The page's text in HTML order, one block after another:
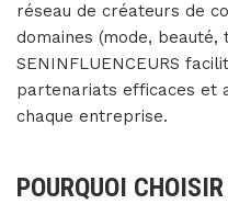
réseau de créateurs de
domaines (mode,
SENINFLUENCEURS
partenariats efficaces et
chaque entreprise.
POURQUOI